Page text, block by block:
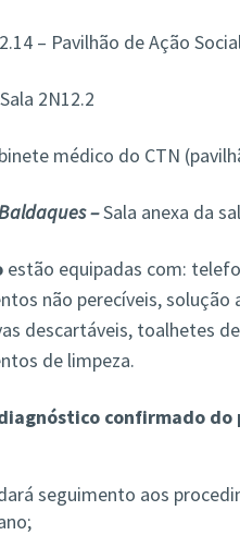
– Pavilhão de Ação
Sala 2N12.2
médico do CTN
–Sala anexa da
estão equipadas com:
não perecíveis,
descartáveis, toalhetes
de limpeza.
confirmado do
seguimento aos